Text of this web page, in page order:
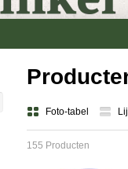
Foto-tabel
155 Producten